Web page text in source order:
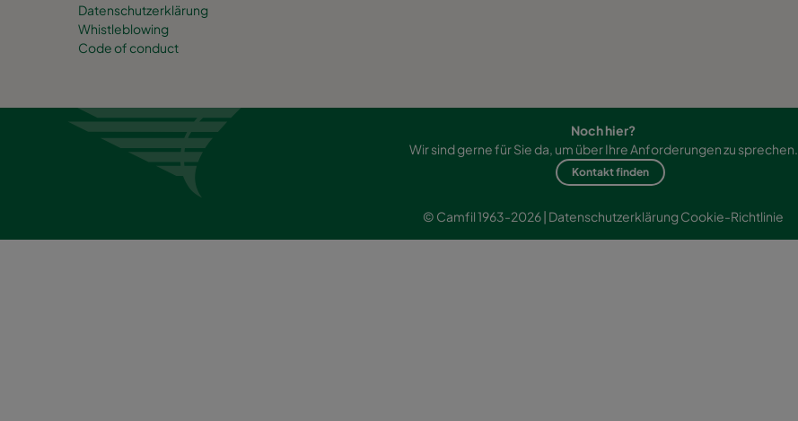
Datenschutzerklärung
Whistleblowing
Code of conduct
Noch hier?
Wir sind gerne für Sie da, um über Ihre Anforderungen zu sprechen.
Kontakt finden
© Camfil 1963-2026 | DatenschutzerklärungCookie-Richtlinie